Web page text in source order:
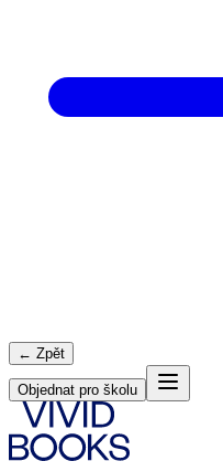
← Zpět
Objednat pro školu